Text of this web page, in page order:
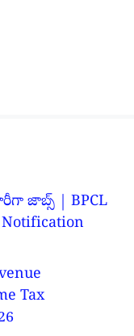
జాబ్స్ | BPCL
Notification
Tax